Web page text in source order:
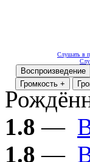
Слушать в
Воспроизведение
Громкость +
1.8 —
1.8 —